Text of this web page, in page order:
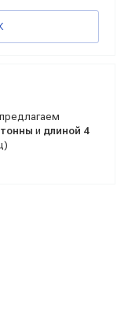
и длиной 4